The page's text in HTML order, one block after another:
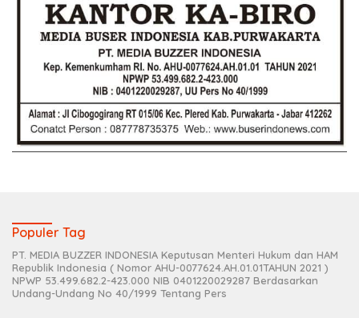
Populer Tag
PT. MEDIA BUZZER INDONESIA Keputusan Menteri Hukum dan HAM
Republik Indonesia ( Nomor AHU-0077624.AH.01.01TAHUN 2021 )
NPWP 53.499.682.2-423.000 NIB 0401220029287 Berdasarkan
Undang-Undang No 40/1999 Tentang Pers